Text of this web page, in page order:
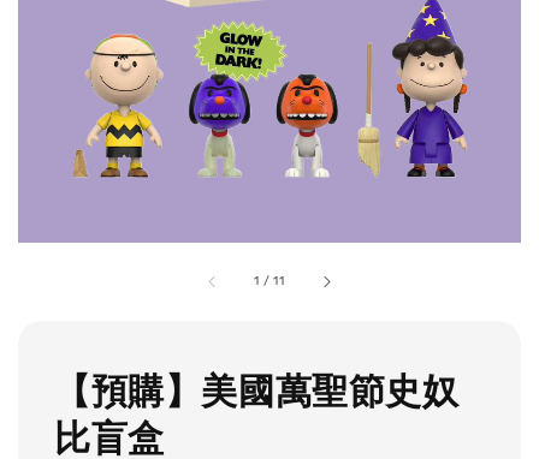
1 /11
【預購】美國萬聖節史奴
比盲盒